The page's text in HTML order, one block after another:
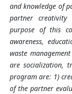
and knowledge of
partner creativity
purpose of this
awareness,
waste
are socialization,
programare: 1)
of the partner